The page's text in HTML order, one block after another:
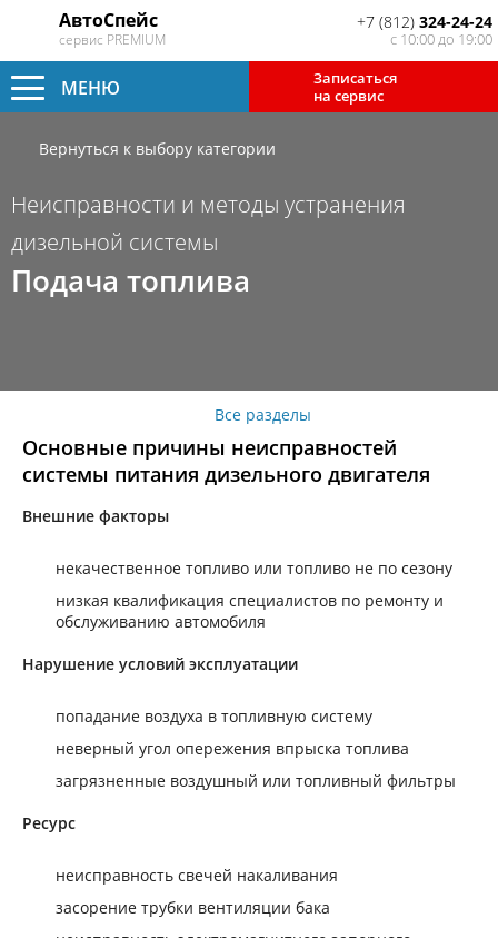
АвтоСпейс
сервис PREMIUM
+7 (812) 324-24-24
с 10:00 до 19:00
Записаться
на сервис
МЕНЮ
Вернуться к выбору категории
Неисправности и методы устранения
дизельной системы
Подача топлива
Все разделы
Основные причины неисправностей
системы питания дизельного двигателя
Внешние факторы
некачественное топливо или топливо не по сезону
низкая квалификация специалистов по ремонту и
обслуживанию автомобиля
Нарушение условий эксплуатации
попадание воздуха в топливную систему
неверный угол опережения впрыска топлива
загрязненные воздушный или топливный фильтры
Ресурс
неисправность свечей накаливания
засорение трубки вентиляции бака